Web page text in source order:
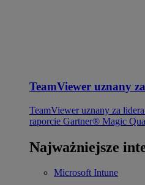
TeamViewer uznany
TeamViewer uznany za
raporcie Gartner® Magic
Najważniejsze
Microsoft Intune